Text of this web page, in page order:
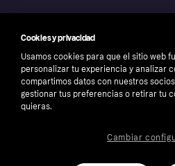
Cookies y privacidad
Usamos cookies para que el sitio web
personalizar tu experiencia y analizar
compartimos datos con nuestros
gestionar tus preferencias o retirar tu
quieras.
Cambiar